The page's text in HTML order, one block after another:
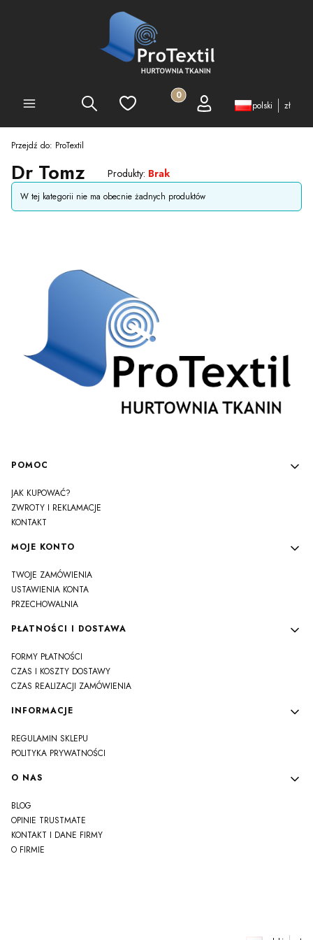
PEŁNA OFERTA Szukaj Ulubione Produkty w koszyku: 0. Zobacz
Koszyk Zaloguj się polski zł
Przejdź do: ProTextil
Dr Tomz Produkty: Brak
Lista produktów
W tej kategorii nie ma obecnie żadnych produktów
Linki w stopce
POMOC
JAK KUPOWAĆ?
ZWROTY I REKLAMACJE
KONTAKT
MOJE KONTO
TWOJE ZAMÓWIENIA
USTAWIENIA KONTA
PRZECHOWALNIA
PŁATNOŚCI I DOSTAWA
FORMY PŁATNOŚCI
CZAS I KOSZTY DOSTAWY
CZAS REALIZACJI ZAMÓWIENIA
INFORMACJE
REGULAMIN SKLEPU
POLITYKA PRYWATNOŚCI
O NAS
BLOG
OPINIE TRUSTMATE
KONTAKT I DANE FIRMY
O FIRMIE